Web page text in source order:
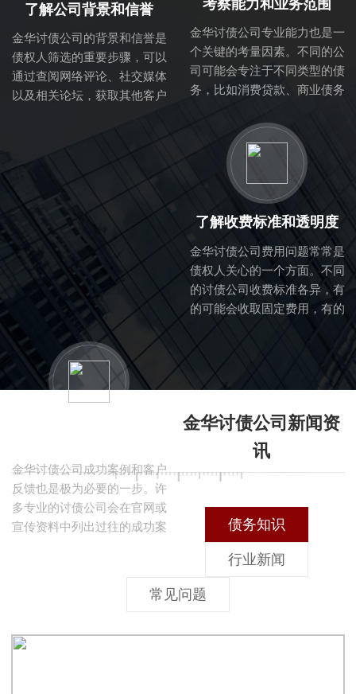
了解公司背景和信誉
金华讨债公司的背景和信誉是
债权人筛选的重要步骤，可以
通过查阅网络评论、社交媒体
以及相关论坛，获取其他客户
碑，拥有成熟的业务流程与专
考察能力和业务范围
金华讨债公司专业能力也是一
个关键的考量因素。不同的公
司可能会专注于不同类型的债
务，比如消费贷款、商业债务
范围与专业能力，可以帮助你
判断他们是否适合处理你的具
体债务问题。
了解收费标准和透明度
金华讨债公司费用问题常常是
债权人关心的一个方面。不同
的讨债公司收费标准各异，有
的可能会收取固定费用，有的
至关重要。透明的收费体系能
同时避免后续可能出现的隐性
费用纠纷。
金华讨债公司成功案例和客户
反馈也是极为必要的一步。许
多专业的讨债公司会在官网或
宣传资料中列出过往的成功案
听取他们的真实反馈，对你做
金华讨债公司新闻资
讯
债务知识
行业新闻
常见问题